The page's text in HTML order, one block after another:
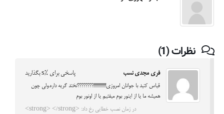
نظرات (1)
فری مجدی نسب پاسخی برای %s بگذارید
قیاس کنید با جوانان امروزی!!!!!!!!!!!!!؟؟؟؟؟؟؟؟نخند گریه داره.ولی چون
همیشه ما یا از اینور بوم میفتیم یا از اونور بوم
در زمان نصب خطایی رخ داد: <strong> </strong>